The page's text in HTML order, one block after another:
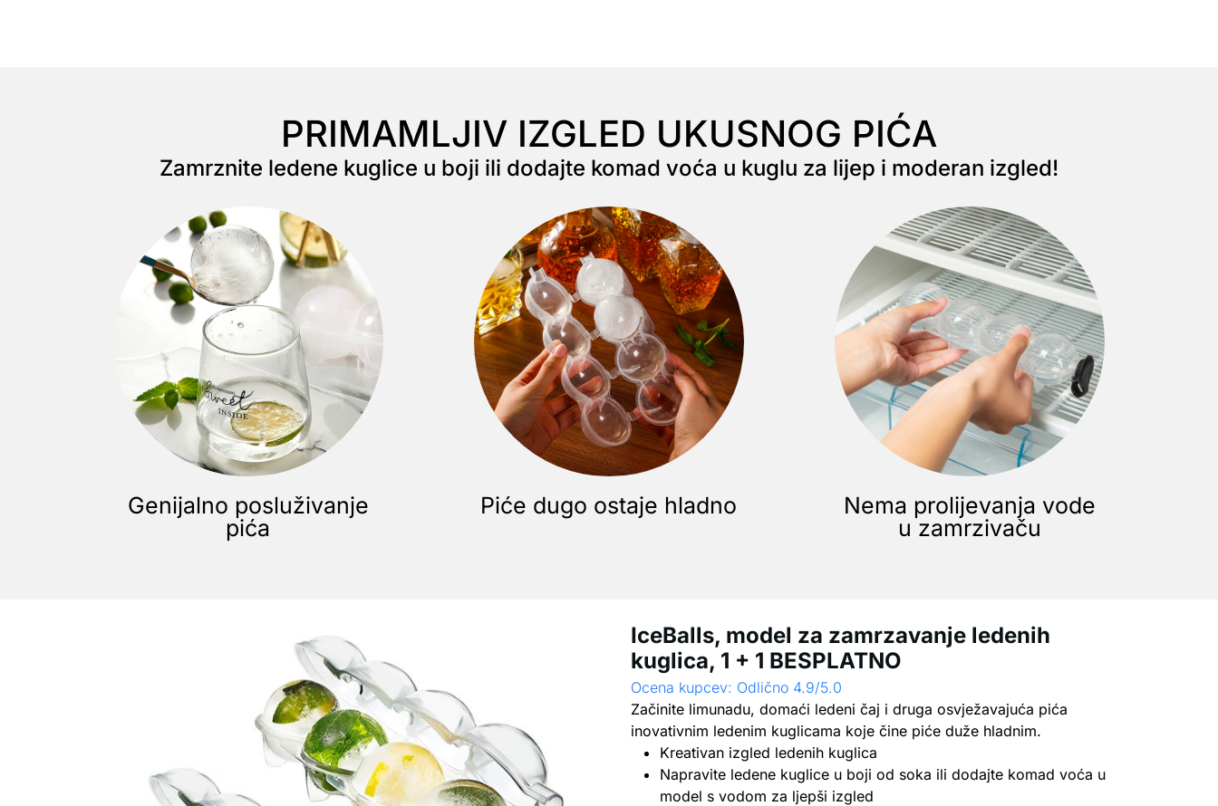
PRIMAMLJIV IZGLED UKUSNOG PIĆA
Zamrznite ledene kuglice u boji ili dodajte komad voća u kuglu za lijep i moderan izgled!
Genijalno posluživanje
pića
Piće dugo ostaje hladno
Nema prolijevanja vode
u zamrzivaču
IceBalls, model za zamrzavanje ledenih
kuglica, 1 + 1 BESPLATNO
Ocena kupcev: Odlično 4.9/5.0
Začinite limunadu, domaći ledeni čaj i druga osvježavajuća pića
inovativnim ledenim kuglicama koje čine piće duže hladnim.
Kreativan izgled ledenih kuglica
Napravite ledene kuglice u boji od soka ili dodajte komad voća u
model s vodom za ljepši izgled